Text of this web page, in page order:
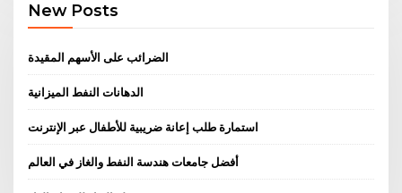
New Posts
الضرائب على الأسهم المقيدة
الدهانات النفط الميزانية
استمارة طلب إعانة ضريبية للأطفال عبر الإنترنت
أفضل جامعات هندسة النفط والغاز في العالم